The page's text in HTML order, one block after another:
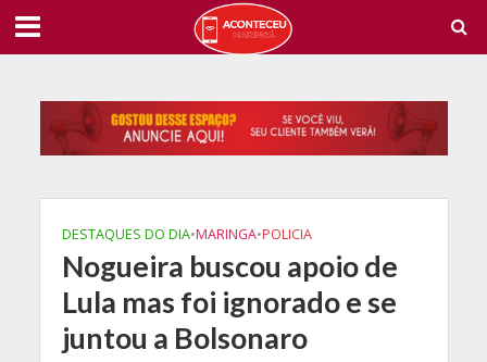
DESTAQUES DO DIA•MARINGA•POLICIA
Nogueira buscou apoio de
Lula mas foi ignorado e se
juntou a Bolsonaro